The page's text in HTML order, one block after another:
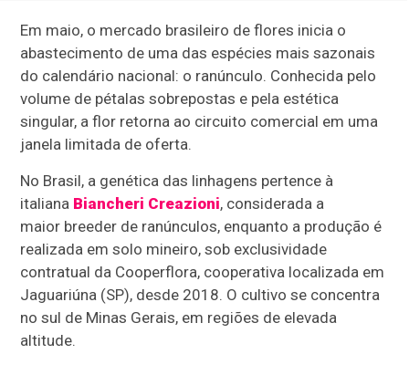
Em maio, o mercado brasileiro de flores inicia o
abastecimento de uma das espécies mais sazonais
do calendário nacional: o ranúnculo. Conhecida pelo
volume de pétalas sobrepostas e pela estética
singular, a flor retorna ao circuito comercial em uma
janela limitada de oferta.
No Brasil, a genética das linhagens pertence à
italiana Biancheri Creazioni, considerada a
maior breeder de ranúnculos, enquanto a produção é
realizada em solo mineiro, sob exclusividade
contratual da Cooperflora, cooperativa localizada em
Jaguariúna (SP), desde 2018. O cultivo se concentra
no sul de Minas Gerais, em regiões de elevada
altitude.